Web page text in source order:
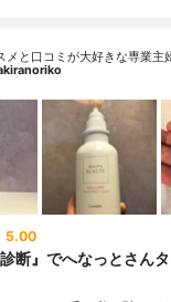
メと口コミが大好きな専業主
5.00
診断』でへなっとさん